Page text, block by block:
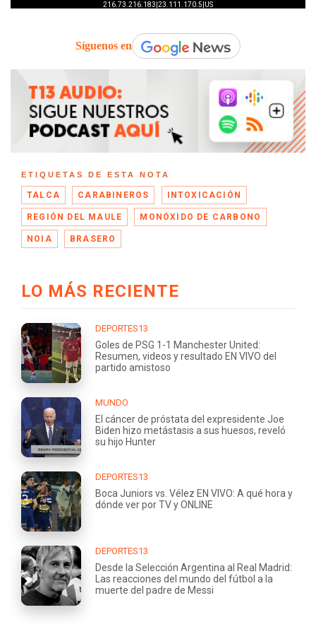
Síguenos en
ETIQUETAS DE ESTA NOTA
TALCA CARABINEROS INTOXICACIÓN
REGIÓN DEL MAULE MONÓXIDO DE CARBONO
NOIA BRASERO
LO MÁS RECIENTE
DEPORTES13
Goles de PSG 1-1 Manchester United:
Resumen, videos y resultado EN VIVO del
partido amistoso
MUNDO
El cáncer de próstata del expresidente Joe
Biden hizo metástasis a sus huesos, reveló
su hijo Hunter
DEPORTES13
Boca Juniors vs. Vélez EN VIVO: A qué hora y
dónde ver por TV y ONLINE
DEPORTES13
Desde la Selección Argentina al Real Madrid:
Las reacciones del mundo del fútbol a la
muerte del padre de Messi